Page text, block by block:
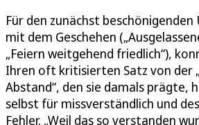
Für den zunächst
mit dem Geschehen
„Feiern weitgehend friedlich“),
Ihren oft kritisierten Satz von der
Abstand“, den sie damals prägte,
selbst für missverständlich und
Fehler. „Weil das so verstanden